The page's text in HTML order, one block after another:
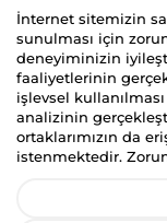
İyzico
İnternet sitemizin
sunulması için
deneyiminizin
faaliyetlerinin
işlevsel
analizinin
ortaklarımızın da
istenmektedir.
yönelik reklam/